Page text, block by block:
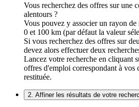
Vous recherchez des offres sur une
alentours ?
Vous pouvez y associer un rayon
0 et 100 km (par défaut la valeur
Si vous recherchez des offres sur
devez alors effectuer deux
Lancez votre recherche en cliquant
offres d'emploi correspondant à vos
restituée.
2. Affiner les résultats de votre